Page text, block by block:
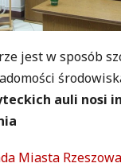
jest w sposób
auli nosi
Miasta